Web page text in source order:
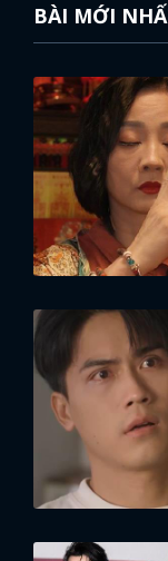
BÀI MỚI